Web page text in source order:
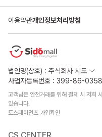
이용약관개인정보처리방침
법인명(상호) : 주식회사 시도
사업자등록번호 : 399-86-
고객님은 안전거래를 위해 결제 시 저희
있습니다.
토스페이먼츠 가입확인